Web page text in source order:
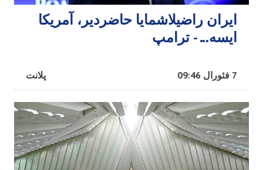
ایران راضیلاشمایا حاضردیر، آمریکا
ایسه... - ترامپ
پلانت 7 فئورال 09:46